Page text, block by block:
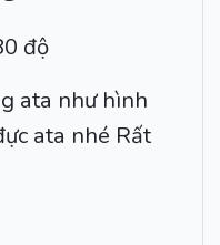
độ
ata như hình
ata nhé Rất